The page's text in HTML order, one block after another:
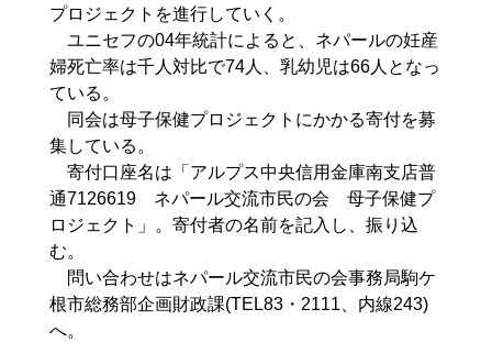
プロジェクトを進行していく。
ユニセフの04年統計によると、ネパールの妊産
婦死亡率は千人対比で74人、乳幼児は66人となっ
ている。
同会は母子保健プロジェクトにかかる寄付を募
集している。
寄付口座名は「アルプス中央信用金庫南支店普
通7126619 ネパール交流市民の会 母子保健プ
ロジェクト」。寄付者の名前を記入し、振り込
む。
問い合わせはネパール交流市民の会事務局駒ケ
根市総務部企画財政課(TEL83・2111、内線243)
へ。